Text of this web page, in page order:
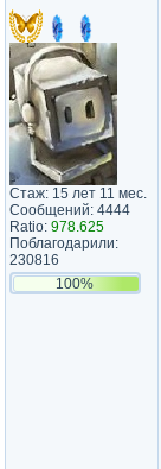
Стаж: 15 лет 11 мес.
Сообщений: 4444
Ratio: 978.625
Поблагодарили:
230816
100%